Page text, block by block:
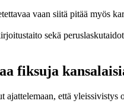
vaan siitä pitää myös
sekä
fiksuja
ajattelemaan, että